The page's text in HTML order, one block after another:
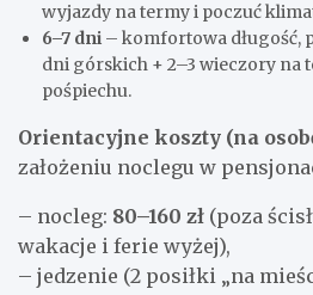
wyjazdy na termy i poczuć
6–7 dni – komfortowa długość,
dni górskich + 2–3 wieczory na
pośpiechu.
Orientacyjne koszty (na
założeniu noclegu w
– nocleg: 80–160 zł (poza
wakacje i ferie wyżej),
– jedzenie (2 posiłki „na